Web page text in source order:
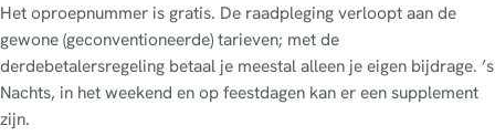
Het oproepnummer is gratis. De raadpleging verloopt aan de
gewone (geconventioneerde) tarieven; met de
derdebetalersregeling betaal je meestal alleen je eigen bijdrage. ’s
Nachts, in het weekend en op feestdagen kan er een supplement
zijn.